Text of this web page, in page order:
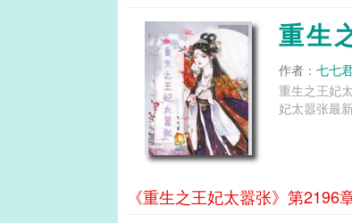
重生
作者： 七七
重生之王妃
妃太嚣张最
《重生之王妃太嚣张》第2196